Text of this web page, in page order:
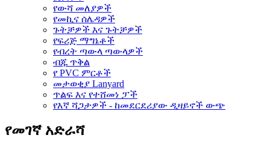
የውሻ መለያዎች
የመኪና ሰሌዳዎች
ጉትቻዎች እና ጉትቻዎች
የፍሪጅ ማግኔቶች
የብረት ጣውላ ጣውላዎች
ብጁ ጥቅል
የ PVC ምርቶች
መታወቂያ Lanyard
ጥልፍ እና የተሸመነ ፓች
የእኛ ሻጋታዎች - ከመደርደሪያው ዲዛይኖች ውጭ
የመገኛ አድራሻ